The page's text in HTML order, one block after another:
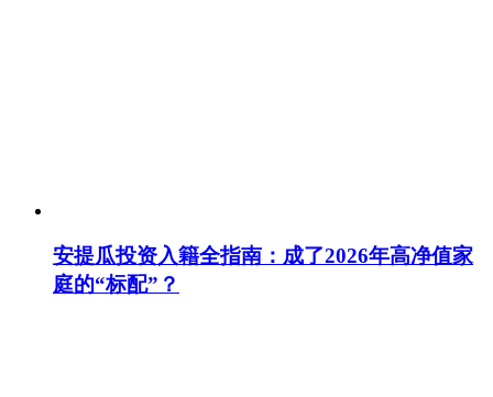
安提瓜投资入籍全指南：成了2026年高净值家
庭的“标配”？